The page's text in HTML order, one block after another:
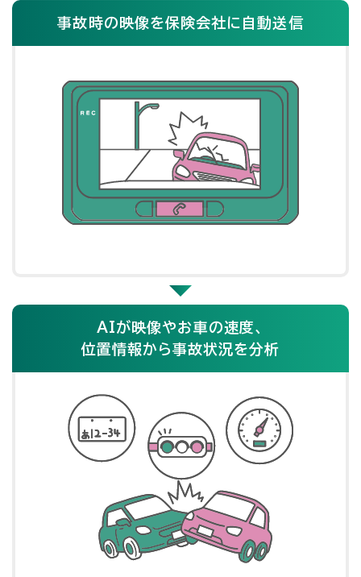
事故時の映像を保険会社に自動送信
AIが映像やお車の速度、
位置情報から事故状況を分析